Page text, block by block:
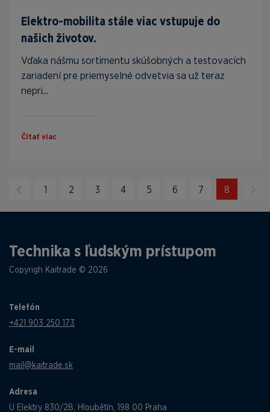
Elektro-mobilita stále viac vstupuje do
našich životov.
Vďaka nášmu sortimentu skúšobných a testovacích
zariadení pre priemyselné odvetvia sa už teraz
nepri...
Čítať viac
1 2 3 4 5 6 7 8
Technika s ľudským prístupom
Copyrigh Kaitrade © 2026
Telefón
+421 903 250 173
E-mail
mail@kaitrade.sk
Adresa
U Elektry 830/2B, Hloubětín, 198 00 Praha